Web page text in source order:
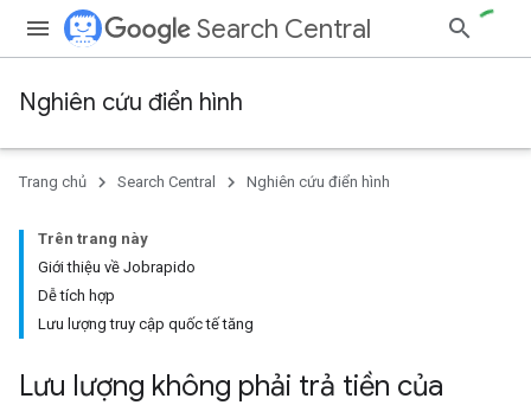
Search Central
Nghiên cứu điển hình
Trang chủ Search Central Nghiên cứu điển hình
Trên trang này
Giới thiệu về Jobrapido
Dễ tích hợp
Lưu lượng truy cập quốc tế tăng
Lưu lượng không phải trả tiền của